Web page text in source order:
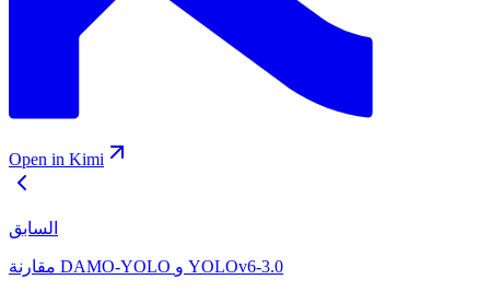
Open in Kimi
السابق
مقارنة DAMO-YOLO و YOLOv6-3.0